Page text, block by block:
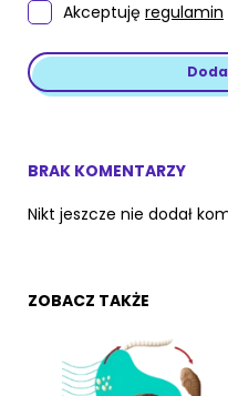
Akceptuję regulamin
BRAK KOMENTARZY
Nikt jeszcze nie dodał
ZOBACZ TAKŻE